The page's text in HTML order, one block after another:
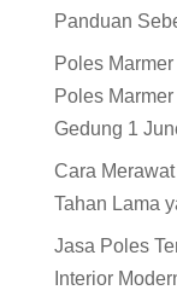
Panduan
Poles
Poles
Gedung 1
Cara
Tahan Lama
Jasa Poles
Interior